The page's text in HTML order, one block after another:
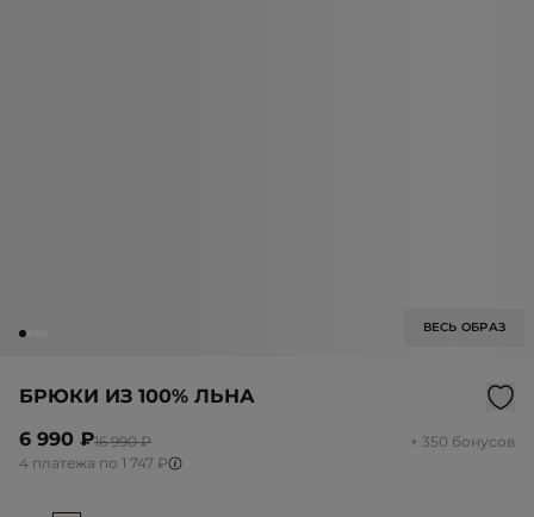
ВЕСЬ ОБРАЗ
БРЮКИ ИЗ 100% ЛЬНА
6 990 ₽16 990 ₽
+ 350 бонусов
4 платежа по 1 747 ₽